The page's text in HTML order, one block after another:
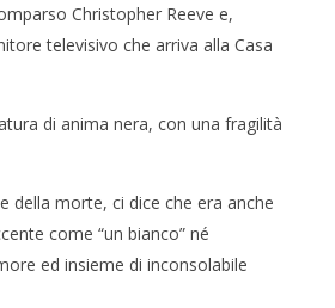
Christopher Reeve e,
televisivo che arriva alla Casa
di anima nera, con una fragilità
della morte, ci dice che era anche
come “un bianco” né
ed insieme di inconsolabile